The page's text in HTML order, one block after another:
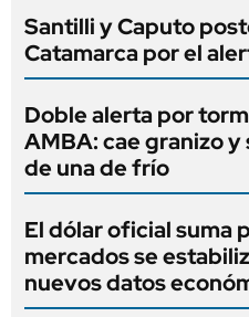
Santilli y Caputo
Catamarca por el
Doble alerta por
AMBA: cae granizo y
de una de frío
El dólar oficial suma
mercados se
nuevos datos